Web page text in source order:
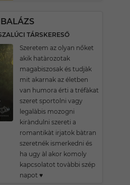
BALÁZS
TÁRSKERESŐ
Szeretem az olyan nőket
akik hatàrozotak
magabiszosak és tudjàk
mit akarnak az életben
van humora érti a tréfàkat
szeret sportolni vagy
legalàbis mozogni
kiràndulni szereti a
romantikàt irjatok bàtran
szeretnék ismerkedni és
ha ugy àl akor komoly
kapcsolatot tovàbbi szép
napot ♥️